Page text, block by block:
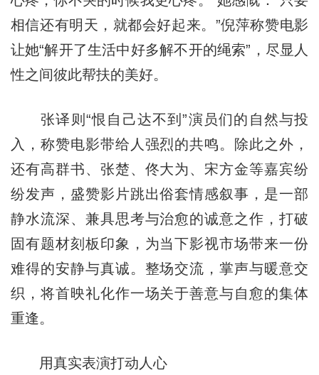
相信还有明天，就都会好起来。”倪萍称赞电影
让她“解开了生活中好多解不开的绳索”，尽显人
性之间彼此帮扶的美好。
张译则“恨自己达不到”演员们的自然与投
入，称赞电影带给人强烈的共鸣。除此之外，
还有高群书、张楚、佟大为、宋方金等嘉宾纷
纷发声，盛赞影片跳出俗套情感叙事，是一部
静水流深、兼具思考与治愈的诚意之作，打破
固有题材刻板印象，为当下影视市场带来一份
难得的安静与真诚。整场交流，掌声与暖意交
织，将首映礼化作一场关于善意与自愈的集体
重逢。
用真实表演打动人心